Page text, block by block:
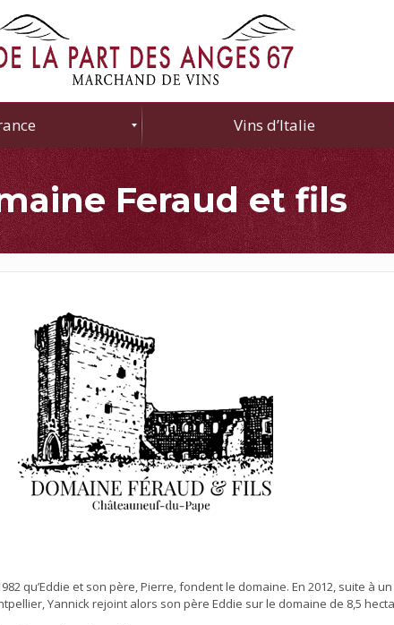
Vins d’Italie
Feraud et fils
qu’Eddie et son père, Pierre, fondent le domaine. En 2012, suite à
Yannick rejoint alors son père Eddie sur le domaine de 8,5